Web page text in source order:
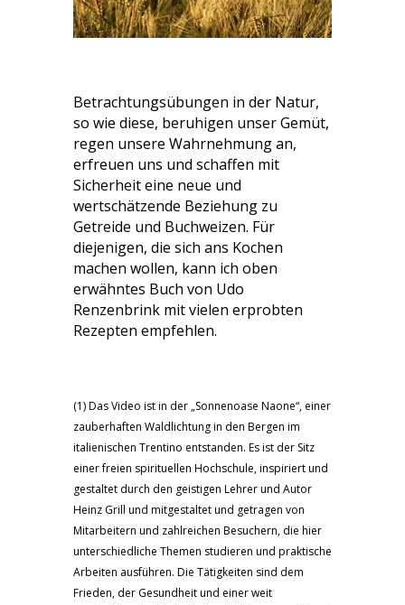
Betrachtungsübungen in der Natur,
so wie diese, beruhigen unser Gemüt,
regen unsere Wahrnehmung an,
erfreuen uns und schaffen mit
Sicherheit eine neue und
wertschätzende Beziehung zu
Getreide und Buchweizen. Für
diejenigen, die sich ans Kochen
machen wollen, kann ich oben
erwähntes Buch von Udo
Renzenbrink mit vielen erprobten
Rezepten empfehlen.
(1) Das Video ist in der „Sonnenoase Naone“, einer
zauberhaften Waldlichtung in den Bergen im
italienischen Trentino entstanden. Es ist der Sitz
einer freien spirituellen Hochschule, inspiriert und
gestaltet durch den geistigen Lehrer und Autor
Heinz Grill und mitgestaltet und getragen von
Mitarbeitern und zahlreichen Besuchern, die hier
unterschiedliche Themen studieren und praktische
Arbeiten ausführen. Die Tätigkeiten sind dem
Frieden, der Gesundheit und einer weit